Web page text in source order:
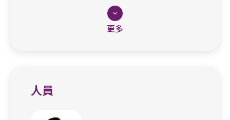
更多
人員